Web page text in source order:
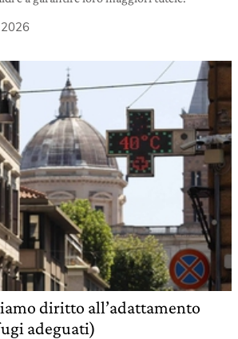
diritto all’adattamento
adeguati)